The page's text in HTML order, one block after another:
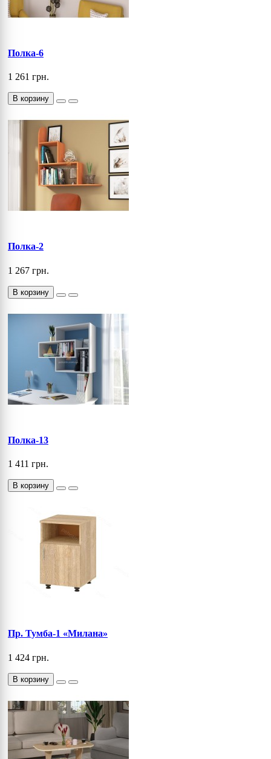
Полка-6
1 261 грн.
В корзину
Полка-2
1 267 грн.
В корзину
Полка-13
1 411 грн.
В корзину
Пр. Тумба-1 «Милана»
1 424 грн.
В корзину